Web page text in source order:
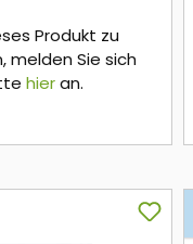
Produkt zu
melden Sie sich
hieran.